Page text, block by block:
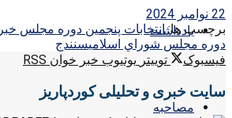
یادداشت
مصاحبه
22 نوامبر 2024
برچسب ها: انتخابات پنجمين دوره مجلس
دوره مجلس شوراي اسلاميسنندج
فیسبوک
توییتر یوتیوب خبر خوان RSS
سایت خبری و تحلیلی کوردپاریز